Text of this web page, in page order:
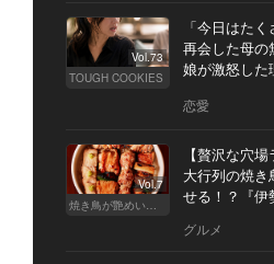
Vol.73
TOUGH COOKIES
「今日はた
再会した母の
娘が激怒した
恋愛
Vol.7
焼き鳥が艶めいてきた
【贅沢な穴
大行列の焼き
せる！？『伊
グルメ